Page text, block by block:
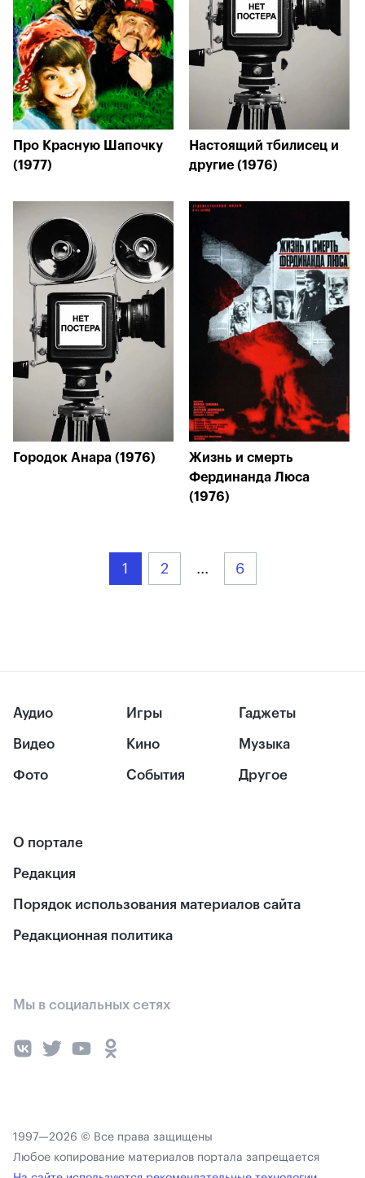
Про Красную Шапочку
(1977)
Настоящий тбилисец и
другие (1976)
Городок Анара (1976)
Жизнь и смерть
Фердинанда Люса
(1976)
1 2 ... 6
Аудио
Видео
Фото
Игры
Кино
События
Гаджеты
Музыка
Другое
О портале
Редакция
Порядок использования материалов сайта
Редакционная политика
Мы в социальных сетях
1997—2026 © Все права защищены
Любое копирование материалов портала запрещается